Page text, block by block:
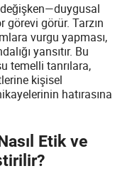
görür. Tarzın
vurgu yapması,
yansıtır. Bu
temelli tanrılara,
kişisel
hatırasına
Etik ve